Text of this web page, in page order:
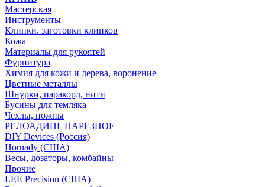
Мастерская
Инструменты
Клинки. заготовки клинков
Кожа
Материалы для рукоятей
Фурнитура
Химия для кожи и дерева, воронение
Цветные металлы
Шнурки, паракорд, нити
Бусины для темляка
Чехлы, ножны
РЕЛОАДИНГ НАРЕЗНОЕ
DIY Devices (Россия)
Hornady (США)
Весы, дозаторы, комбайны
Прочие
LEE Precision (США)